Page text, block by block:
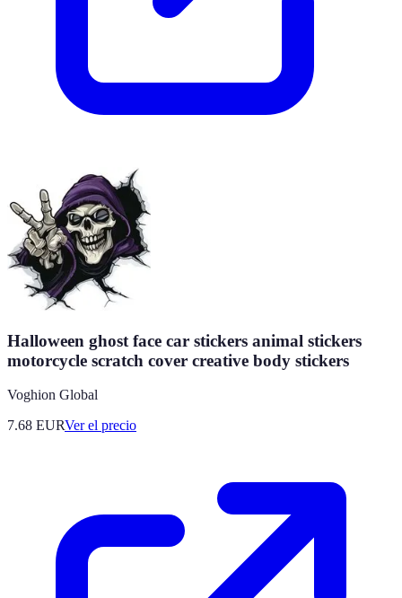
Halloween ghost face car stickers animal stickers
motorcycle scratch cover creative body stickers
Voghion Global
7.68 EURVer el precio